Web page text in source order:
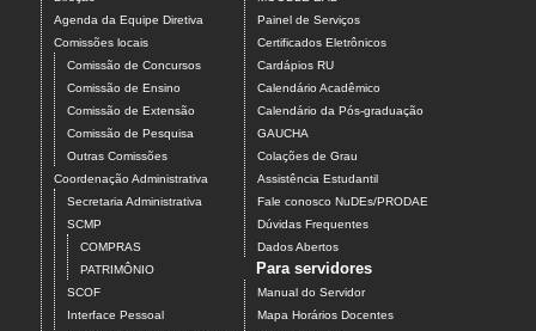
Agenda da Equipe Diretiva
Comissões locais
Comissão de Concursos
Comissão de Ensino
Comissão de Extensão
Comissão de Pesquisa
Outras Comissões
Coordenação Administrativa
Secretaria Administrativa
SCMP
COMPRAS
PATRIMÔNIO
SCOF
Interface Pessoal
Painel de Serviços
Certificados Eletrônicos
Cardápios RU
Calendário Acadêmico
Calendário da Pós-graduação
GAUCHA
Colações de Grau
Assistência Estudantil
Fale conosco NuDEs/PRODAE
Dúvidas Frequentes
Dados Abertos
Para servidores
Manual do Servidor
Mapa Horários Docentes